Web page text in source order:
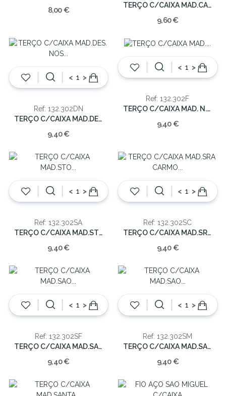
8,00 €
TERÇO C/CAIXA MAD.CARLO ACUTIS 8x6cm
9,60 €
< >
Ref: 132.302DN
TERÇO C/CAIXA MAD.DES. NOS 8x6cm
9,40 €
< >
Ref: 132.302F
TERÇO C/CAIXA MAD. N.S.FATIMA 8x6cm
9,40 €
< >
Ref: 132.302SA
TERÇO C/CAIXA MAD.STO ANTONIO 8x6cm
9,40 €
< >
Ref: 132.302SC
TERÇO C/CAIXA MAD.SRA CARMO 8x6cm
9,40 €
< >
Ref: 132.302SF
TERÇO C/CAIXA MAD.SAO FRANCISCO 8x6cm
9,40 €
< >
Ref: 132.302SM
TERÇO C/CAIXA MAD.SAO MIGUEL 8x6cm
9,40 €